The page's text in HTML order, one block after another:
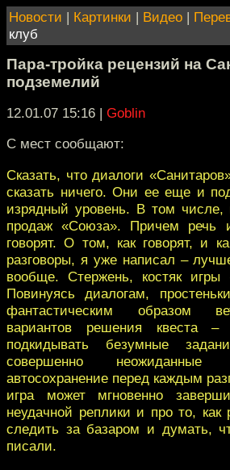
Новости | Картинки | Видео |
клуб
Пара-тройка рецензий на
подземелий
12.01.07 15:16 | Goblin
С мест сообщают:
Сказать, что диалоги
сказать ничего. Они ее еще и
изрядный уровень. В том
продаж «Союза». Причем речь
говорят. О том, как говорят, и
разговоры, я уже написал –
вообще. Стержень, костяк
Повинуясь диалогам,
фантастическим образом
вариантов решения квеста –
подкидывать безумные
совершенно
автосохранение перед каждым
игра может мгновенно
неудачной реплики и про то, как
следить за базаром и думать,
писали.